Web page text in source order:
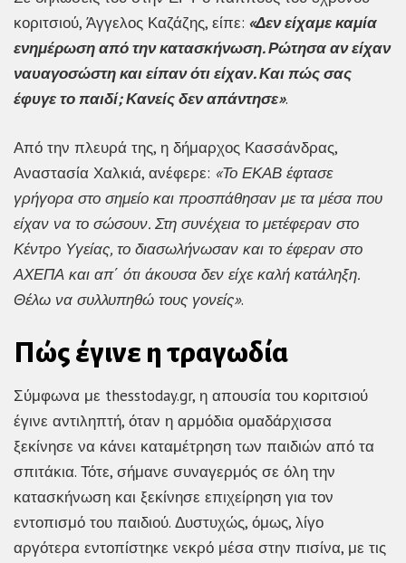
κοριτσιού, Άγγελος Καζάζης, είπε: «Δεν είχαμε καμία
ενημέρωση από την κατασκήνωση. Ρώτησα αν είχαν
ναυαγοσώστη και είπαν ότι είχαν. Και πώς σας
έφυγε το παιδί; Κανείς δεν απάντησε».
Από την πλευρά της, η δήμαρχος Κασσάνδρας,
Αναστασία Χαλκιά, ανέφερε: «Το ΕΚΑΒ έφτασε
γρήγορα στο σημείο και προσπάθησαν με τα μέσα που
είχαν να το σώσουν. Στη συνέχεια το μετέφεραν στο
Κέντρο Υγείας, το διασωλήνωσαν και το έφεραν στο
ΑΧΕΠΑ και απ΄ ότι άκουσα δεν είχε καλή κατάληξη.
Θέλω να συλλυπηθώ τους γονείς».
Πώς έγινε η τραγωδία
Σύμφωνα με thesstoday.gr, η απουσία του κοριτσιού
έγινε αντιληπτή, όταν η αρμόδια ομαδάρχισσα
ξεκίνησε να κάνει καταμέτρηση των παιδιών από τα
σπιτάκια. Τότε, σήμανε συναγερμός σε όλη την
κατασκήνωση και ξεκίνησε επιχείρηση για τον
εντοπισμό του παιδιού. Δυστυχώς, όμως, λίγο
αργότερα εντοπίστηκε νεκρό μέσα στην πισίνα, με τις